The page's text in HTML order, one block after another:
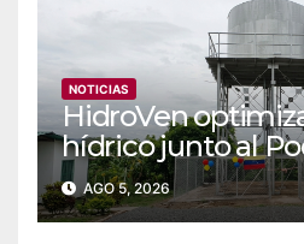
NOTICIAS
‎‎HidroVen
hídrico junto al
en Amazonas
AGO 5, 2026